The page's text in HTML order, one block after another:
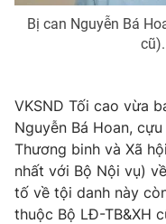
Giải sao mai
Sao
Làm đẹp
Giáo dục
Hitech Công nghệ
Sản phẩm
Thị trường
Tư vấn
Giao lưu trực tuyến
Lịch phát sóng
Bị can Nguyễn Bá
VKSND Tối cao vừa
Nguyễn Bá Hoan,
Thương binh và Xã
nhất với Bộ Nội vụ)
tố về tội danh này
thuộc Bộ LĐ-TB&XH